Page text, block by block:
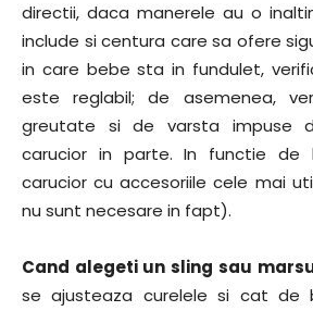
directii, daca manerele au o
include si centura care sa ofere
in care bebe sta in fundulet,
este reglabil; de asemenea,
greutate si de varsta impuse
carucior in parte. In functie de
carucior cu accesoriile cele mai
nu sunt necesare in fapt).
Cand alegeti un sling sau
se ajusteaza curelele si cat de